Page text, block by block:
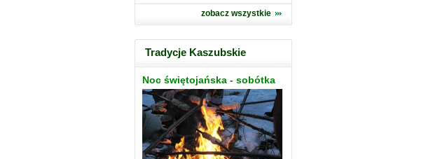
zobacz wszystkie
Tradycje Kaszubskie
Noc świętojańska - sobótka